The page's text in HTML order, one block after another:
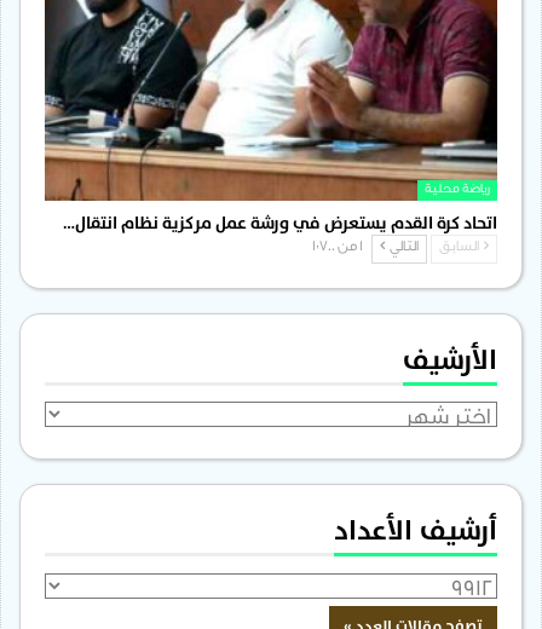
رياضة محلية
اتحاد كرة القدم يستعرض في ورشة عمل مركزية نظام انتقال…
السابق التالي
الأرشيف
الأرشيف
أرشيف الأعداد